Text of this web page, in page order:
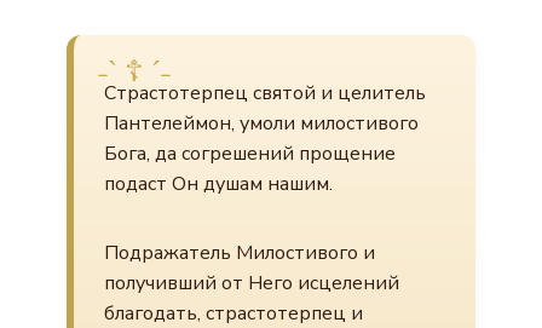
Страстотерпец святой и целитель
Пантелеймон, умоли милостивого
Бога, да согрешений прощение
подаст Он душам нашим.
Подражатель Милостивого и
получивший от Него исцелений
благодать, страстотерпец и